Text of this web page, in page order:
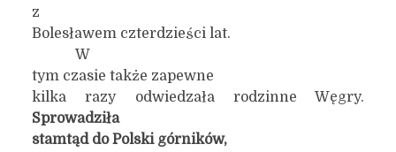
z
Bolesławem czterdzieści lat.
W
tym czasie także zapewne
kilka razy odwiedzała rodzinne Węgry.
Sprowadziła
stamtąd do Polski górników,